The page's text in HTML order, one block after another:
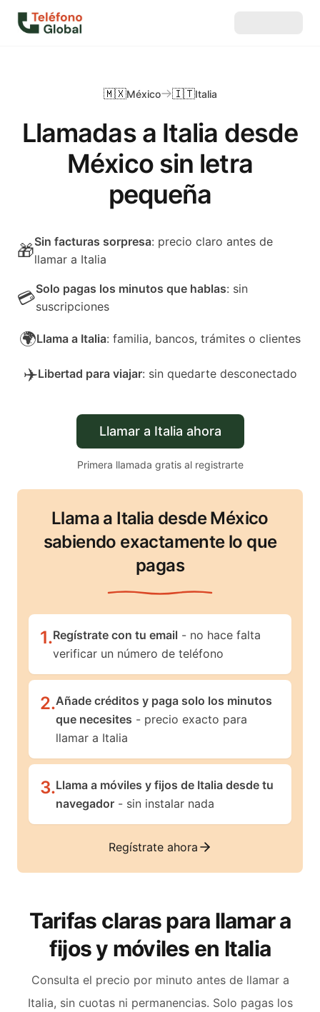
Llamadas a Italia desde
México sin letra
pequeña
🇲🇽México 🇮🇹Italia
🎁Sin facturas sorpresa: precio claro antes de
llamar a Italia
💳Solo pagas los minutos que hablas: sin
suscripciones
🌍Llama a Italia: familia, bancos, trámites o clientes
✈️Libertad para viajar: sin quedarte desconectado
Llamar a Italia ahora
Primera llamada gratis al registrarte
Llama a Italia desde México
sabiendo exactamente lo que
pagas
1.Regístrate con tu email - no hace falta
verificar un número de teléfono
2.Añade créditos y paga solo los minutos
que necesites - precio exacto para
llamar a Italia
3.Llama a móviles y fijos de Italia desde tu
navegador - sin instalar nada
Regístrate ahora
Tarifas claras para llamar a
fijos y móviles en Italia
Consulta el precio por minuto antes de llamar a
Italia, sin cuotas ni permanencias. Solo pagas los